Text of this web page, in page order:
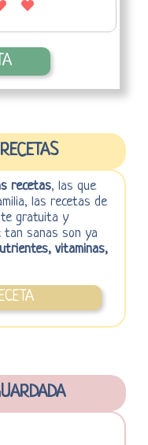
recetas, las que
las recetas de
gratuita y
tan sanas son ya
vitaminas,